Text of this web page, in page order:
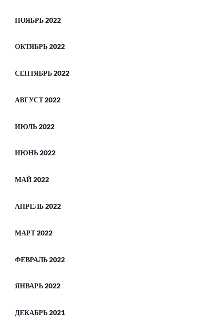
НОЯБРЬ 2022
ОКТЯБРЬ 2022
СЕНТЯБРЬ 2022
АВГУСТ 2022
ИЮЛЬ 2022
ИЮНЬ 2022
МАЙ 2022
АПРЕЛЬ 2022
МАРТ 2022
ФЕВРАЛЬ 2022
ЯНВАРЬ 2022
ДЕКАБРЬ 2021